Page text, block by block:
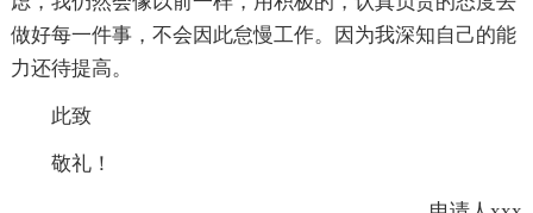
做好每一件事，不会因此怠慢工作。因为我深知自己的能
力还待提高。
此致
敬礼！